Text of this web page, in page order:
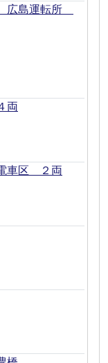
島運転所
両
車区 ２両